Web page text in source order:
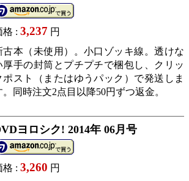
格 : 3,237 円
古本（未使用）。小口ゾッキ線。透けな
厚手の封筒とプチプチで梱包し、クリッ
ポスト（またはゆうパック）で発送しま
。同時注文2点目以降50円ずつ返金。
ヨロシク! 2014年 06月号
格 : 3,260 円